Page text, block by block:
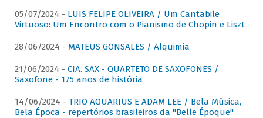
05/07/2024 - LUIS FELIPE OLIVEIRA / Um Cantabile
Virtuoso: Um Encontro com o Pianismo de Chopin e Liszt
28/06/2024 - MATEUS GONSALES / Alquimia
21/06/2024 - CIA. SAX - QUARTETO DE SAXOFONES /
Saxofone - 175 anos de história
14/06/2024 - TRIO AQUARIUS E ADAM LEE / Bela Música,
Bela Época - repertórios brasileiros da "Belle Époque"